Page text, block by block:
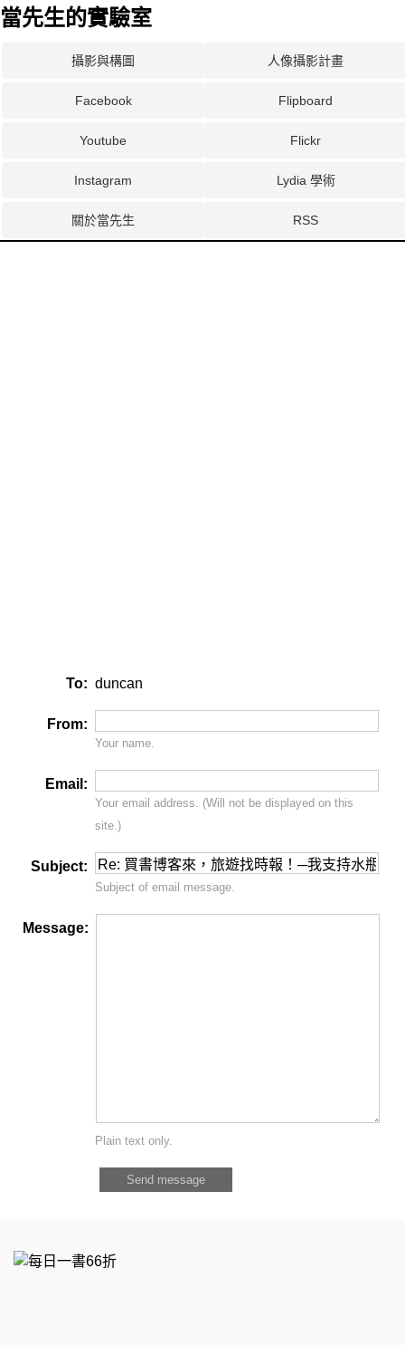
當先生的實驗室
攝影與構圖 人像攝影計畫
Facebook Flipboard
Youtube Flickr
Instagram Lydia 學術
關於當先生 RSS
To: duncan
From:
Your name.
Email:
Your email address. (Will notbe displayed on this
site.)
Subject:
Subject of email message.
Message:
Plain text only.